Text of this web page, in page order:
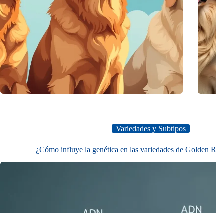
Variedades y Subtipos
¿Cómo influye la genética en las variedades de Golden